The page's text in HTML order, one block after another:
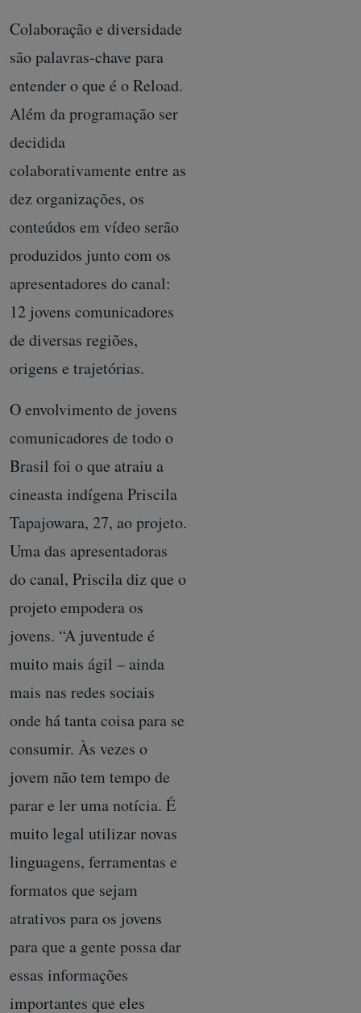
Colaboração e diversidade
são palavras-chave para
entender o que é o Reload.
Além da programação ser
decidida
colaborativamente entre as
dez organizações, os
conteúdos em vídeo serão
produzidos junto com os
apresentadores do canal:
12 jovens comunicadores
de diversas regiões,
origens e trajetórias.
O envolvimento de jovens
comunicadores de todo o
Brasil foi o que atraiu a
cineasta indígena Priscila
Tapajowara, 27, ao projeto.
Uma das apresentadoras
do canal, Priscila diz que o
projeto empodera os
jovens. “A juventude é
muito mais ágil – ainda
mais nas redes sociais
onde há tanta coisa para se
consumir. Às vezes o
jovem não tem tempo de
parar e ler uma notícia. É
muito legal utilizar novas
linguagens, ferramentas e
formatos que sejam
atrativos para os jovens
para que a gente possa dar
essas informações
importantes que eles